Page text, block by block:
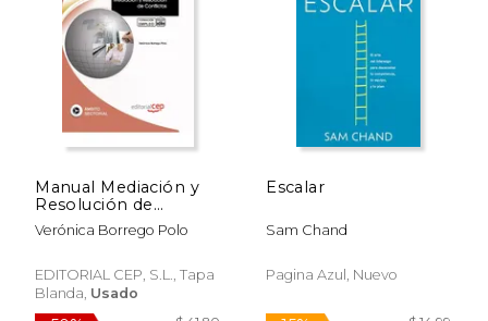
6%
dcto.
Manual Mediación y
Resolución de
conflictos. Formación
para el Empleo
Verónica Borrego Polo
EDITORIAL CEP, S.L., Tapa
Blanda, Usado
Escalar
Sam Chand
Pagina Azul, Nuevo